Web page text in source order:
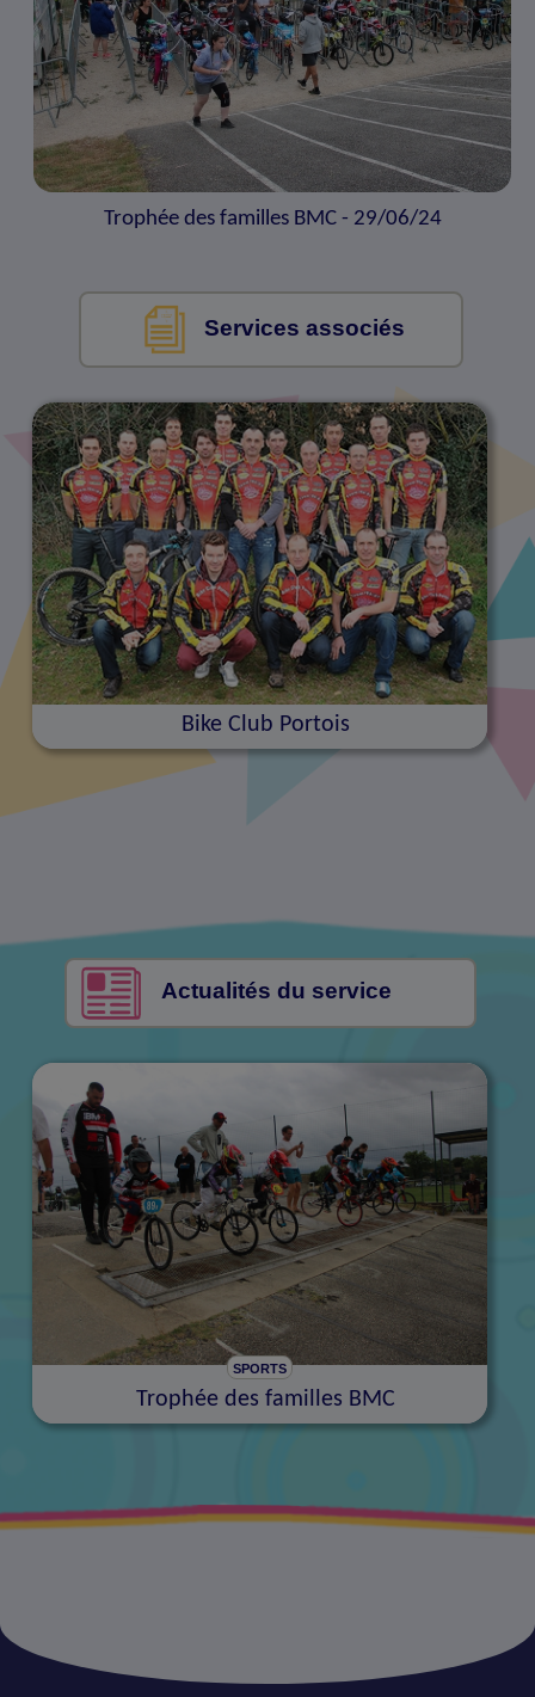
Trophée des familles BMC - 29/06/24
Services associés
Bike Club Portois
Actualités du service
SPORTS
Trophée des familles BMC